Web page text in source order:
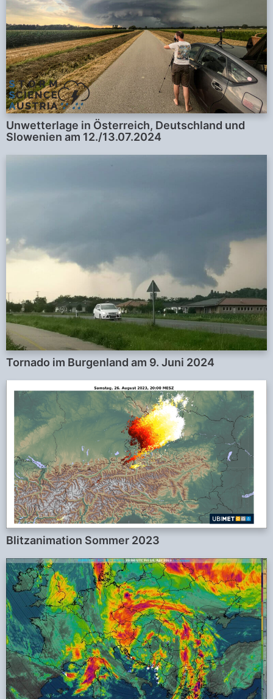
Unwetterlage in Österreich, Deutschland und
Slowenien am 12./13.07.2024
Tornado im Burgenland am 9. Juni 2024
Blitzanimation Sommer 2023